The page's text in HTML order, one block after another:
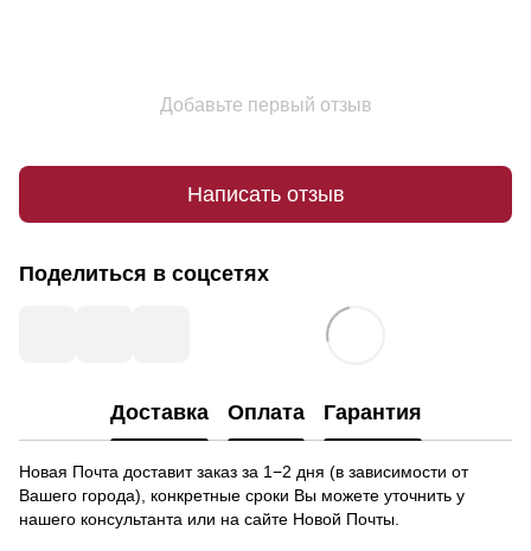
Добавьте первый отзыв
Написать отзыв
Поделиться в соцсетях
Доставка Оплата Гарантия
Новая Почта доставит заказ за 1−2 дня (в зависимости от
Вашего города), конкретные сроки Вы можете уточнить у
нашего консультанта или на сайте Новой Почты.